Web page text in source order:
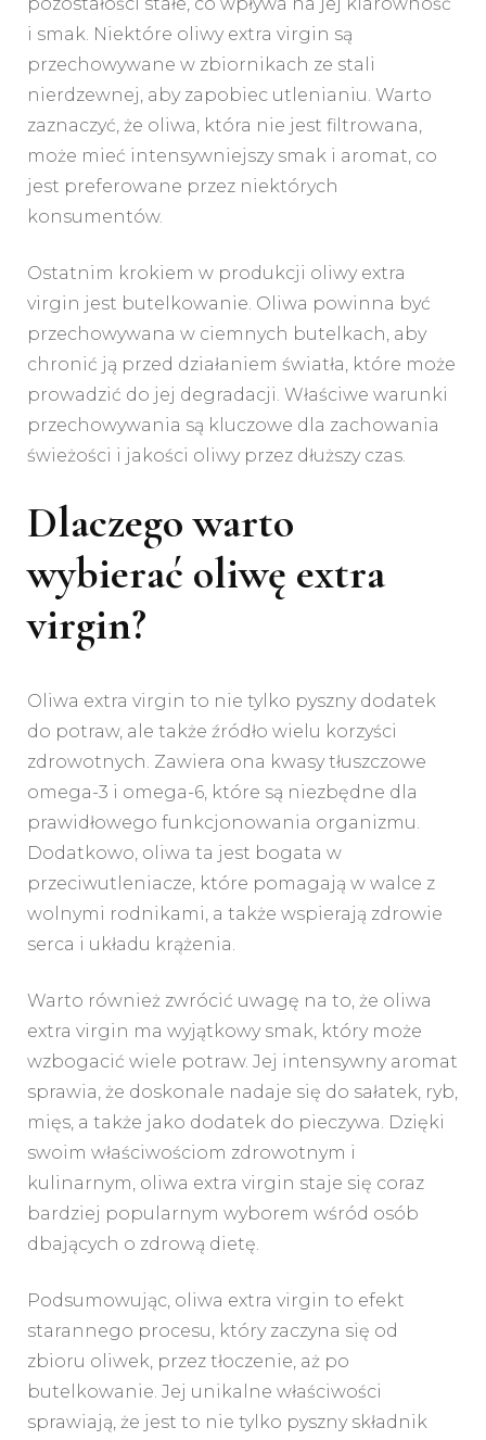
i smak. Niektóre oliwy extra virgin są
przechowywane w zbiornikach ze stali
nierdzewnej, aby zapobiec utlenianiu. Warto
zaznaczyć, że oliwa, która nie jest filtrowana,
może mieć intensywniejszy smak i aromat, co
jest preferowane przez niektórych
konsumentów.
Ostatnim krokiem w produkcji oliwy extra
virgin jest butelkowanie. Oliwa powinna być
przechowywana w ciemnych butelkach, aby
chronić ją przed działaniem światła, które może
prowadzić do jej degradacji. Właściwe warunki
przechowywania są kluczowe dla zachowania
świeżości i jakości oliwy przez dłuższy czas.
Dlaczego warto
wybierać oliwę extra
virgin?
Oliwa extra virgin to nie tylko pyszny dodatek
do potraw, ale także źródło wielu korzyści
zdrowotnych. Zawiera ona kwasy tłuszczowe
omega-3 i omega-6, które są niezbędne dla
prawidłowego funkcjonowania organizmu.
Dodatkowo, oliwa ta jest bogata w
przeciwutleniacze, które pomagają w walce z
wolnymi rodnikami, a także wspierają zdrowie
serca i układu krążenia.
Warto również zwrócić uwagę na to, że oliwa
extra virgin ma wyjątkowy smak, który może
wzbogacić wiele potraw. Jej intensywny aromat
sprawia, że doskonale nadaje się do sałatek, ryb,
mięs, a także jako dodatek do pieczywa. Dzięki
swoim właściwościom zdrowotnym i
kulinarnym, oliwa extra virgin staje się coraz
bardziej popularnym wyborem wśród osób
dbających o zdrową dietę.
Podsumowując, oliwa extra virgin to efekt
starannego procesu, który zaczyna się od
zbioru oliwek, przez tłoczenie, aż po
butelkowanie. Jej unikalne właściwości
sprawiają, że jest to nie tylko pyszny składnik